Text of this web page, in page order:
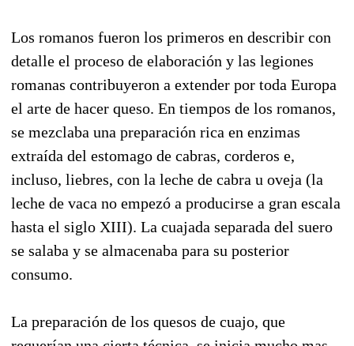
Los romanos fueron los primeros en describir con
detalle el proceso de elaboración y las legiones
romanas contribuyeron a extender por toda Europa
el arte de hacer queso. En tiempos de los romanos,
se mezclaba una preparación rica en enzimas
extraída del estomago de cabras, corderos e,
incluso, liebres, con la leche de cabra u oveja (la
leche de vaca no empezó a producirse a gran escala
hasta el siglo XIII). La cuajada separada del suero
se salaba y se almacenaba para su posterior
consumo.
La preparación de los quesos de cuajo, que